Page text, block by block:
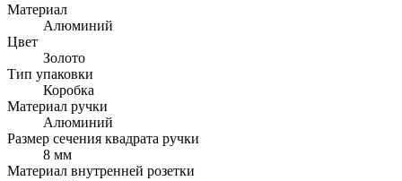
Материал
Алюминий
Цвет
Золото
Тип упаковки
Коробка
Материал ручки
Алюминий
Размер сечения квадрата ручки
8 мм
Материал внутренней розетки